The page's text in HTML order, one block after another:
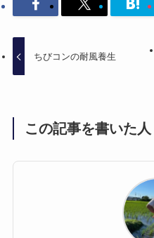
ちびコンの耐風養生
この記事を書いた人